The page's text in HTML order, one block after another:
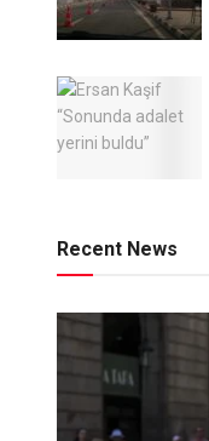
Recent News